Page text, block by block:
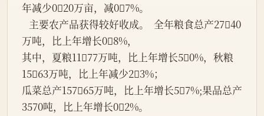
年减少020万亩，减07%。
万吨，比上年增长08%，
其中，夏粮1177万吨，比上年增长50%，秋粮
1563万吨，比上年减少23%；
瓜菜总产15765万吨，比上年增长57%;果品总产
3570吨，比上年增长02%。